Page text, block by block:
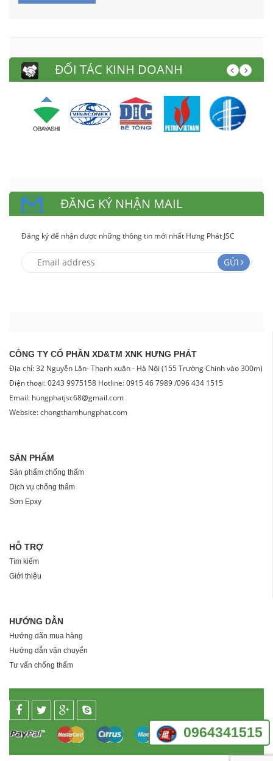
0964341515
ĐỐI TÁC KINH DOANH
ĐĂNG KÝ NHẬN MAIL
Đăng ký để nhận được những thông tin mới nhất Hưng Phát JSC
GỬI
CÔNG TY CỔ PHẦN XD&TM XNK HƯNG PHÁT
Địa chỉ: 32 Nguyễn Lân- Thanh xuân - Hà Nội (155 Trường Chinh vào 300m)
Điện thoại: 0243 9975158 Hotline: 0915 46 7989 /096 434 1515
Email: hungphatjsc68@gmail.com
Website: chongthamhungphat.com
SẢN PHẨM
Sản phẩm chống thấm
Dịch vụ chống thấm
Sơn Epxy
HỖ TRỢ
Tìm kiếm
Giới thiệu
HƯỚNG DẪN
Hướng dãn mua hàng
Hướng dẫn vận chuyển
Tư vấn chống thấm